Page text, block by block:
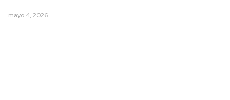
mayo 4, 2026